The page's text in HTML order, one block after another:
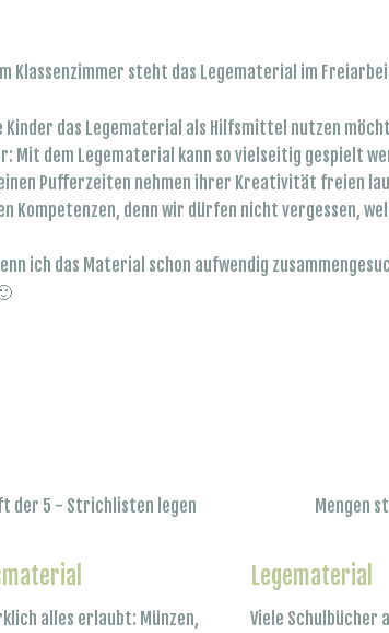
Klassenzimmer steht das Legematerial im
Kinder das Legematerial als Hilfsmittel nutzen
Mit dem Legematerial kann so vielseitig gespielt
Pufferzeiten nehmen ihrer Kreativität freien
Kompetenzen, denn wir dürfen nicht vergessen,
ich das Material schon aufwendig
der 5 - Strichlisten legen Mengen
alles erlaubt: Münzen,
Legematerial
Viele Schulbücher